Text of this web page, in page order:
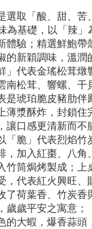
選取「酸、甜、
為基礎，以「辣
體驗；精選鮮鮑
的新穎調味，溫
」代表金瑤松茸
南松茸、響螺、
是琥珀脆皮豬肋
薄漿酥炸，封鎖
讓口感更清新而
「脆」代表烈焰
，加入紅棗、八
竹筒焗烤製成；
，代表紅火興旺
了荷葉香、竹炭
歲歲平安之寓意
的大蝦，爆香蒜